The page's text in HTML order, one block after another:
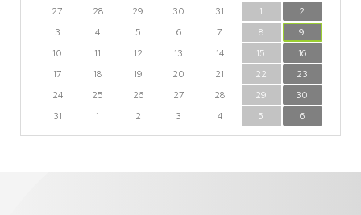
27
28 29 30 31 1
2
3
4 5 6 7 8
9
10
11 12 13 14 15
16
17
18 19 20 21 22
23
24
25 26 27 28 29
30
31
1 2 3 4 5 6